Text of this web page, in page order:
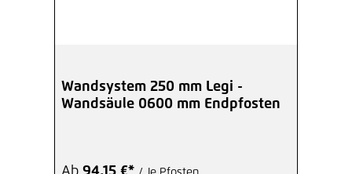
Wandsystem 250 mm Legi -
Wandsäule 0600 mm Endpfosten